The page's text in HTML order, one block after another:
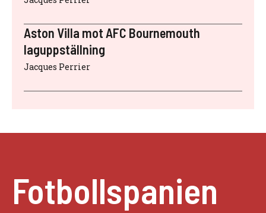
Aston Villa mot AFC Bournemouth
laguppställning
Jacques Perrier
Fotbollspanien